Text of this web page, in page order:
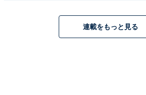
「たった1話で選挙終了！なんて素晴
「見応えもテンポも良すぎる！」「鷲
連載をもっと見る